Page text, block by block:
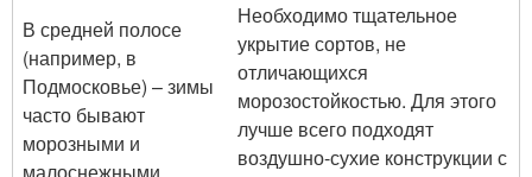
В средней полосе
(например, в
Подмосковье) – зимы
часто бывают
морозными и
Необходимо тщательное
укрытие сортов, не
отличающихся
морозостойкостью. Для этого
лучше всего подходят
воздушно-сухие конструкции с